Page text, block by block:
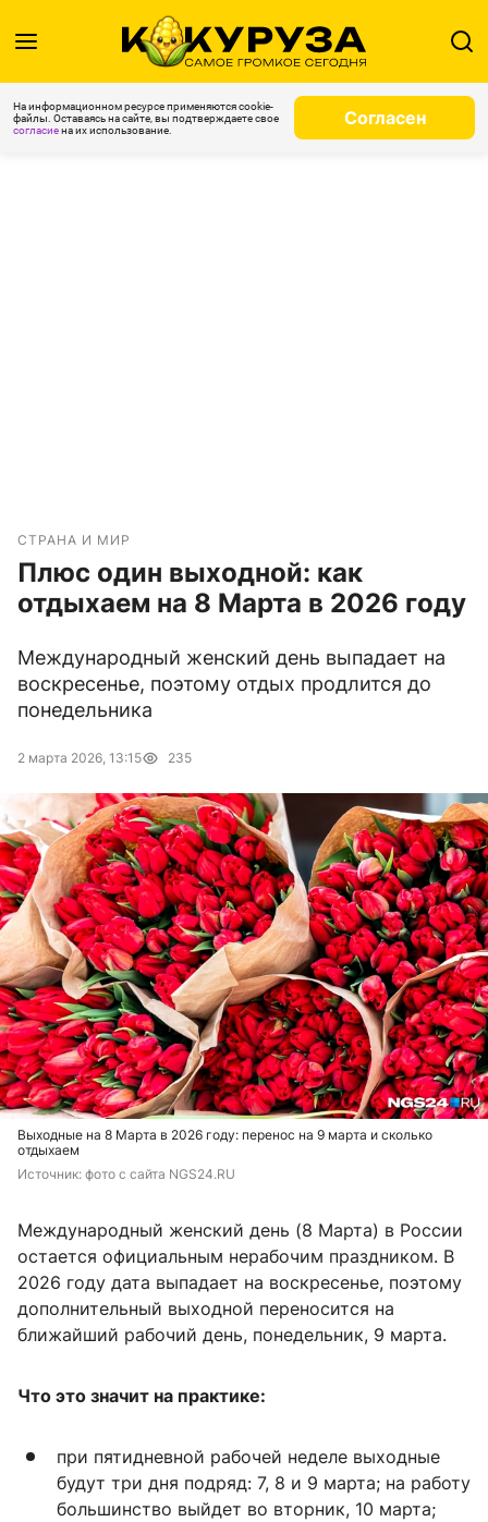
На информационном ресурсе применяются cookie-
файлы. Оставаясь на сайте, вы подтверждаете свое
согласиена их использование.
Согласен
СТРАНА И МИР
Плюс один выходной: как
отдыхаем на 8 Марта в 2026 году
Международный женский день выпадает на
воскресенье, поэтому отдых продлится до
понедельника
2 марта 2026, 13:15 235
Выходные на 8 Марта в 2026 году: перенос на 9 марта и сколько
отдыхаем
Источник: фото с сайта NGS24.RU
Международный женский день (8 Марта) в России
остается официальным нерабочим праздником. В
2026 году дата выпадает на воскресенье, поэтому
дополнительный выходной переносится на
ближайший рабочий день, понедельник, 9 марта.
Что это значит на практике:
при пятидневной рабочей неделе выходные
будут три дня подряд: 7, 8 и 9 марта; на работу
большинство выйдет во вторник, 10 марта;